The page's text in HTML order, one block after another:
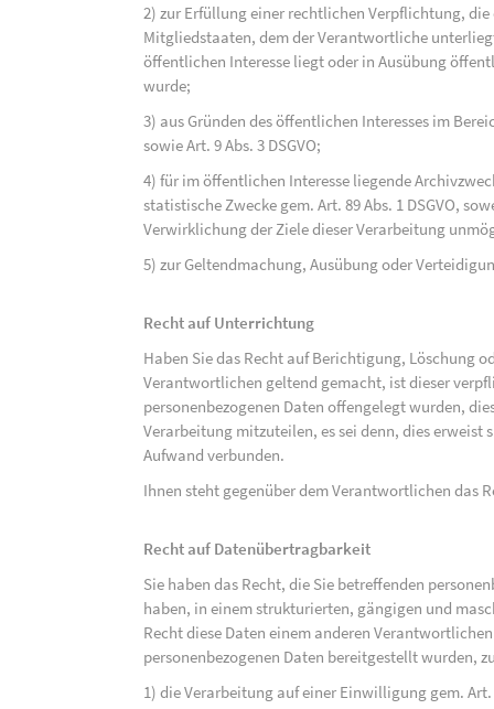
2) zur Erfüllung einer rechtlichen Verpflichtung,
Mitgliedstaaten, dem der Verantwortliche
öffentlichen Interesse liegt oder in Ausübung
wurde;
3) aus Gründen des öffentlichen Interesses im
sowie Art. 9 Abs. 3 DSGVO;
4) für im öffentlichen Interesse liegende
statistische Zwecke gem. Art. 89 Abs. 1 DSGVO,
Verwirklichung der Ziele dieser Verarbeitung
5) zur Geltendmachung, Ausübung oder
Recht auf Unterrichtung
Haben Sie das Recht auf Berichtigung, Löschung
Verantwortlichen geltend gemacht, ist dieser
personenbezogenen Daten offengelegt wurden,
Verarbeitung mitzuteilen, es sei denn, dies
Aufwand verbunden.
Ihnen steht gegenüber dem Verantwortlichen das
Recht auf Datenübertragbarkeit
Sie haben das Recht, die Sie betreffenden
haben, in einem strukturierten, gängigen und
Recht diese Daten einem anderen
personenbezogenen Daten bereitgestellt wurden,
1) die Verarbeitung auf einer Einwilligung gem. Art.